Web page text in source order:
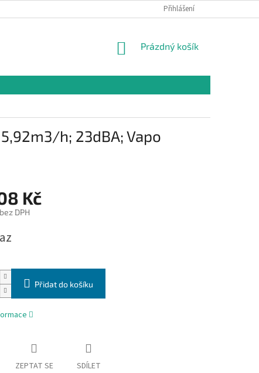
Přihlášení
NÁKUPNÍ
Prázdný košík
h; 23dBA; Vapo
Kč
DPH
Přidat do košíku
ZEPTAT SE SDÍLET